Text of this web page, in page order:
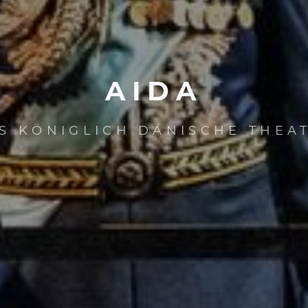
AIDA
KÖNIGLICH DÄNISCHE